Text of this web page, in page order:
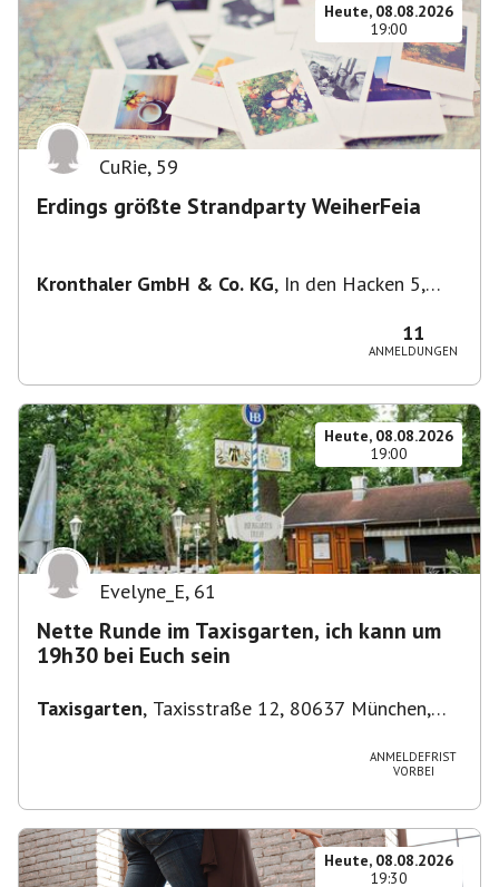
Heute, 08.08.2026
19:00
CuRie, 59
Erdings größte Strandparty WeiherFeia
Kronthaler GmbH & Co. KG, In den Hacken 5,
11
ANMELDUNGEN
Heute, 08.08.2026
19:00
Evelyne_E, 61
Nette Runde im Taxisgarten, ich kann um
19h30 bei Euch sein
Taxisgarten, Taxisstraße 12, 80637 München,
ANMELDEFRIST
VORBEI
Heute, 08.08.2026
19:30